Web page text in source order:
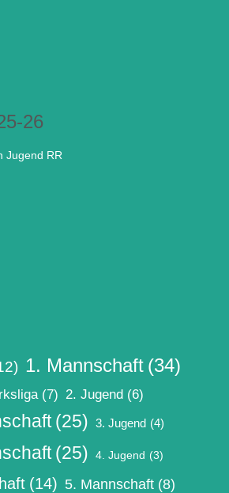
26
Jugend RR
1. Mannschaft (34)
(7) 2. Jugend (6)
(25) 3. Jugend (4)
(25) 4. Jugend (3)
(14) 5. Mannschaft (8)